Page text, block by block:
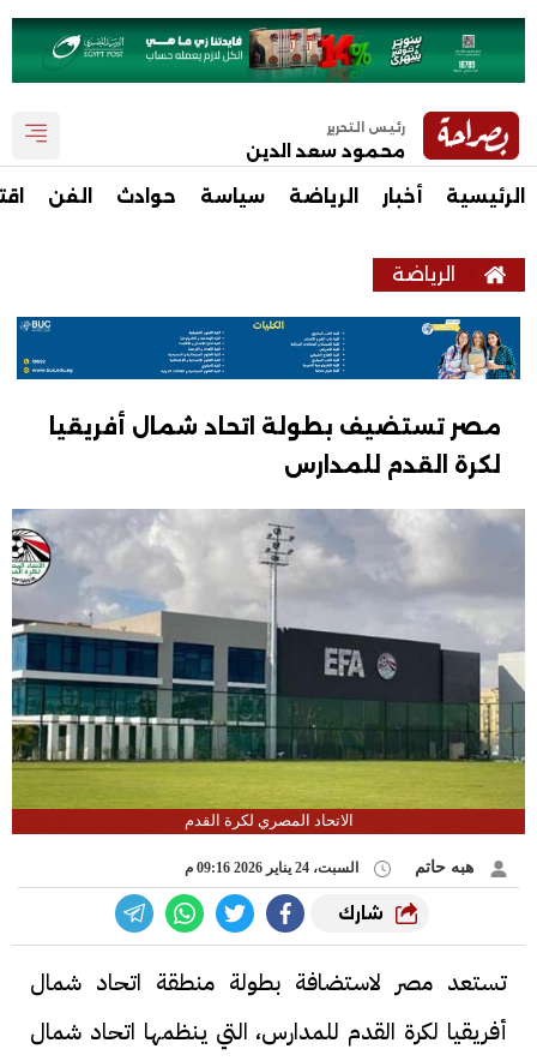
رئيس التحرير
محمود سعد الدين
الرئيسية أخبار الرياضة سياسة حوادث الفن
الرياضة
مصر تستضيف بطولة اتحاد شمال أفريقيا
لكرة القدم للمدارس
الاتحاد المصري لكرة القدم
هبه حاتم السبت، 24 يناير 2026 09:16 م
شارك
تستعد مصر لاستضافة بطولة منطقة اتحاد شمال
أفريقيا لكرة القدم للمدارس، التي ينظمها اتحاد شمال